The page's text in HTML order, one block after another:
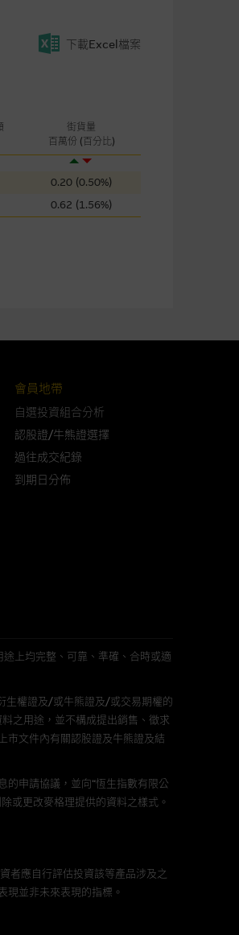
下載Excel檔案
街貨量
百萬份 (百分比)
0.20 (0.50%)
0.62 (1.56%)
到
業
任
。
製
相
士對
網
軟件
電腦
關之
改
會員地帶
自選投資組合分析
認股證/牛熊證選擇
過往成交紀錄
到期日分佈
上均完整、可靠、準確、合時或適
權證及/或牛熊證及/或交易期權的
之用途，並不構成提出銷售、徵求
市文件內有關認股證及牛熊證及結
的申請協議，並向“恆生指數有限公
或更改麥格理提供的資料之樣式。
者應自行評估投資該等產品涉及之
現並非未來表現的指標。